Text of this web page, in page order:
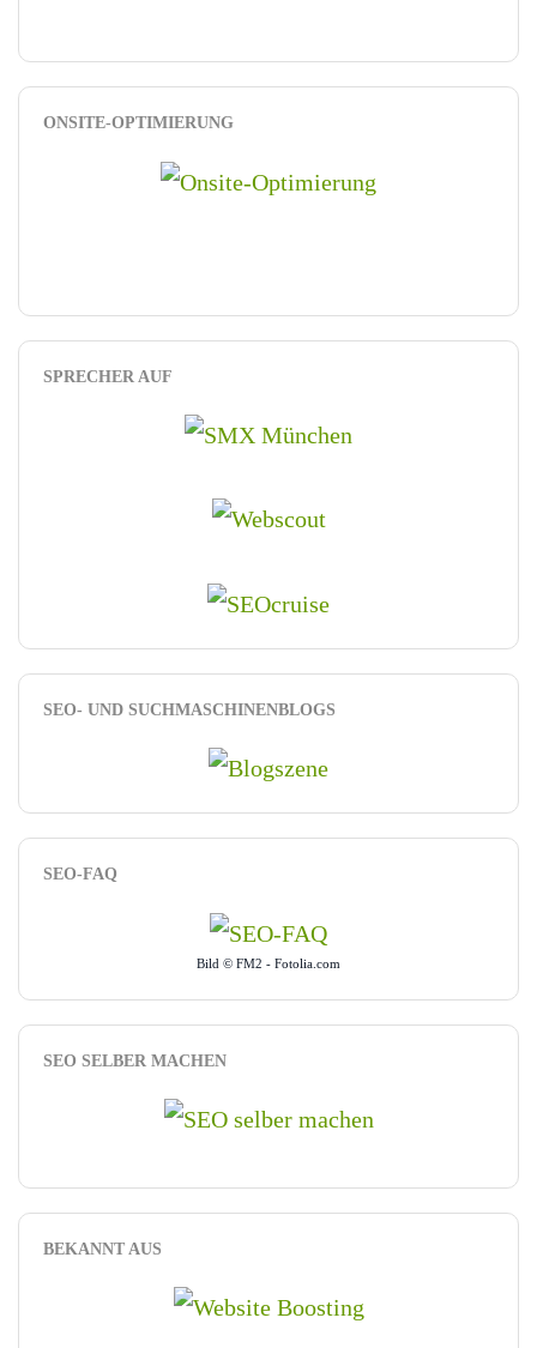
ONSITE-OPTIMIERUNG
SPRECHER AUF
SEO- UND SUCHMASCHINENBLOGS
SEO-FAQ
Bild © FM2 - Fotolia.com
SEO SELBER MACHEN
BEKANNT AUS